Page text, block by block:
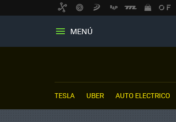
MENÚ
TESLA UBER AUTO ELECTRICO